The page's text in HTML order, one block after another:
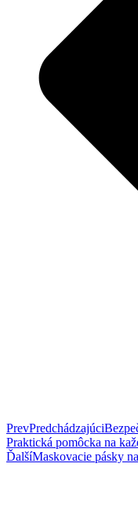
PrevPredchádzajúci
Praktická pomôcka na
ĎalšíMaskovacie pásky